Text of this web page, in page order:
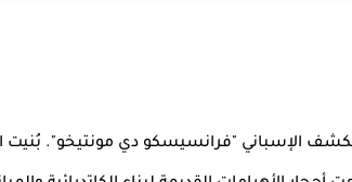
الإسباني "فرانسيسكو دي مونتيخو". بُنيت